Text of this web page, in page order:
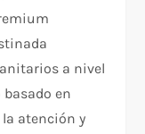
a nivel
en
atención y